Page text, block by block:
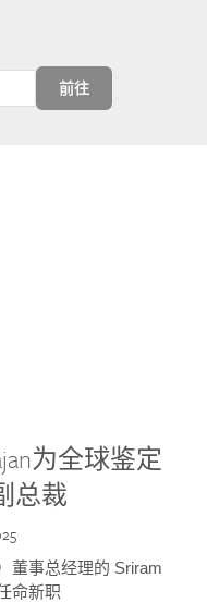
前往
为全球鉴定
总裁
董事总经理的 Sriram
命新职